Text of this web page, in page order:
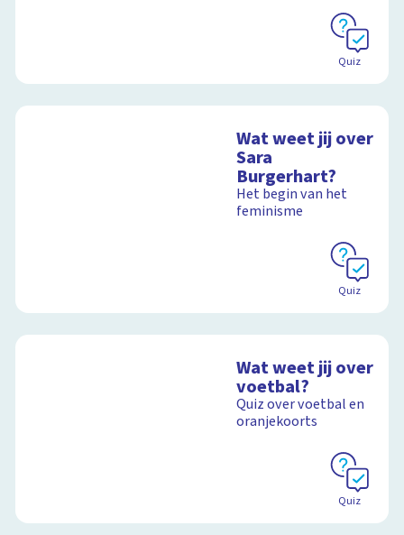
Quiz
Wat weet jij over
Sara
Burgerhart?
Het begin van het
feminisme
Quiz
Wat weet jij over
voetbal?
Quiz over voetbal en
oranjekoorts
Quiz